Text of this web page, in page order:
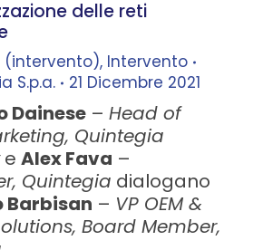
delle reti
(intervento), Intervento
S.p.a. 21 Dicembre 2021
Dainese – Head of
Quintegia
e Alex Fava –
Quintegia dialogano
Barbisan – VP OEM &
Board Member,